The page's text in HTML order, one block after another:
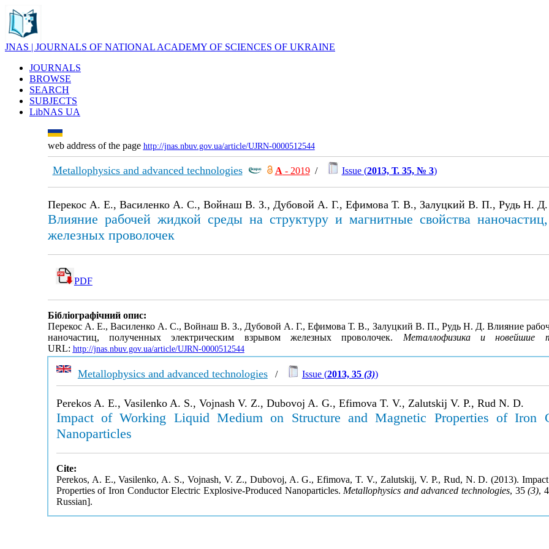
JNAS | JOURNALS OF NATIONAL ACADEMY OF SCIENCES OF UKRAINE
JOURNALS
BROWSE
SEARCH
SUBJECTS
LibNAS UA
web address of the page http://jnas.nbuv.gov.ua/article/UJRN-0000512544
Metallophysics and advanced technologies А - 2019/ Issue (2013, Т. 35, № 3)
Перекос А. Е., Василенко А. С., Войнаш В. З., Дубовой А. Г., Ефимова Т. В., Залуцкий В. П., Рудь Н. Д.
Влияние рабочей жидкой среды на структуру и магнитные свойства
железных проволочек
PDF
Бібліографічний опис:
Перекос А. Е., Василенко А. С., Войнаш В. З., Дубовой А. Г., Ефимова Т. В., Залуцкий В. П., Рудь Н. Д. Влияние
наночастиц, полученных электрическим взрывом железных проволочек. Металлофизика и новейшие
URL: http://jnas.nbuv.gov.ua/article/UJRN-0000512544
Metallophysics and advanced technologies/ Issue (2013, 35 (3))
Perekos A. E., Vasilenko A. S., Vojnash V. Z., Dubovoj A. G., Efimova T. V., Zalutskij V. P., Rud N. D.
Impact of Working Liquid Medium on Structure and Magnetic Properties of Iron
Nanoparticles
Cite:
Perekos, A. E., Vasilenko, A. S., Vojnash, V. Z., Dubovoj, A. G., Efimova, T. V., Zalutskij, V. P., Rud, N. D. (2013).
Properties of Iron Conductor Electric Explosive-Produced Nanoparticles. Metallophysics and advanced technologies, 35(3),
Russian].